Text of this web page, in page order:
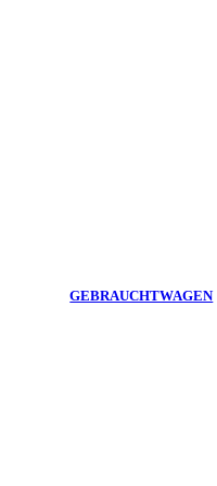
GEBRAUCHTWAGEN